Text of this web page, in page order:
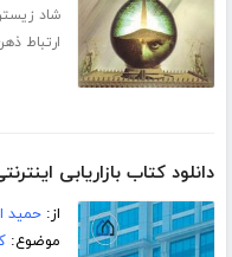
شاد
ارتباط
دانلود کتاب بازاریابی
از:حمید
موضوع: